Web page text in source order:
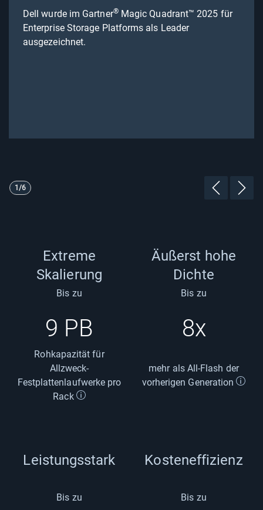
Previous
Next
Dell wurde im Gartner®Magic Quadrant™ 2025 für
Enterprise Storage Platforms als Leader
ausgezeichnet.
Showing page 1 of 6
1/6
Extreme
Skalierung
Bis zu
9 PB
Rohkapazität für
Allzweck-
Festplattenlaufwerke pro
Rack
Äußerst hohe
Dichte
Bis zu
8x
mehr als All-Flash der
vorherigen Generation
Leistungsstark
Bis zu
Kosteneffizienz
Bis zu